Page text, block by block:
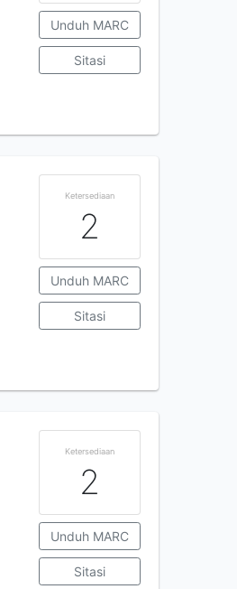
Unduh MARC
Sitasi
Ketersediaan
2
Unduh MARC
Sitasi
Ketersediaan
2
Unduh MARC
Sitasi